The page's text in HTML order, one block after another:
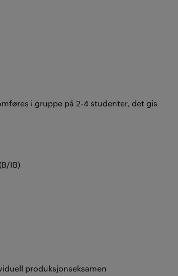
i gruppe på 2-4 studenter, det gis
IB)
produksjonseksamen